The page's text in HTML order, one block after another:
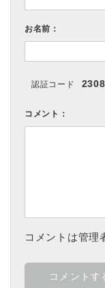
お名前：
認証コード 2308
コメント：
コメントは管理